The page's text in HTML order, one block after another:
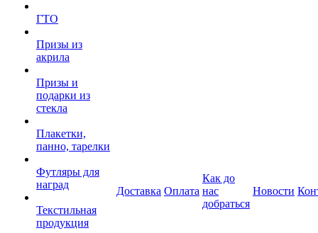
ГТО
Призы из
акрила
Призы и
подарки из
стекла
Плакетки,
панно, тарелки
Футляры для
наград
Текстильная
продукция
Доставка Оплата
Как до
нас
добраться
Новости